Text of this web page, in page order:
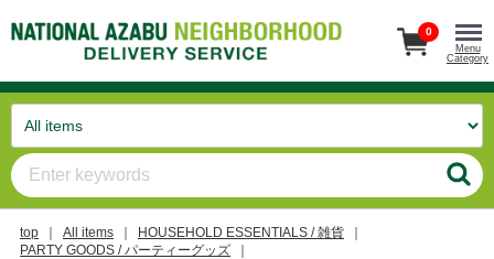
0
Menu
Category
top All items
HOUSEHOLD ESSENTIALS / 雑貨
PARTY GOODS / パーティーグッズ